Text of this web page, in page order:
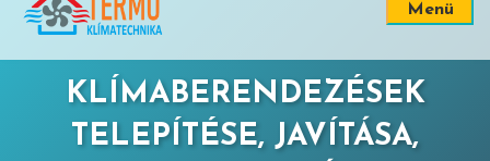
Menü
KLÍMABERENDEZÉSEK
TELEPÍTÉSE, JAVÍTÁSA,